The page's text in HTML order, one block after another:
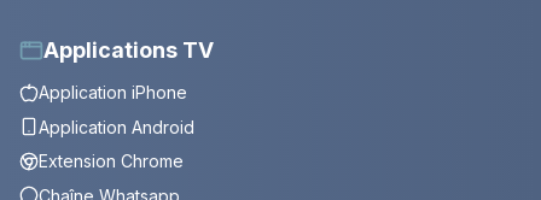
Applications TV
Application iPhone
Application Android
Extension Chrome
Chaîne Whatsapp